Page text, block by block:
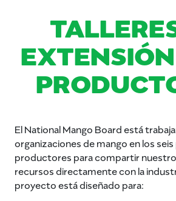
El National Mango Board está
organizaciones de mango en los
productores para compartir
recursos directamente con la
proyecto está diseñado para: